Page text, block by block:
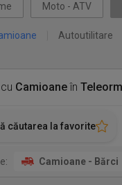
Moto - ATV
Autoutilitare
cu Camioaneîn
căutarea la favorite
Camioane - Bărci